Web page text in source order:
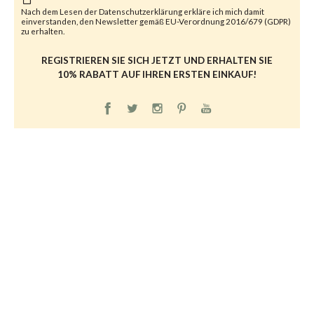
Nach dem Lesen derDatenschutzerklärung erkläre ich mich damit
einverstanden, den Newsletter gemäß EU-Verordnung 2016/679 (GDPR)
zu erhalten.
REGISTRIEREN SIE SICH JETZT UND ERHALTEN SIE
10% RABATT AUF IHREN ERSTEN EINKAUF!